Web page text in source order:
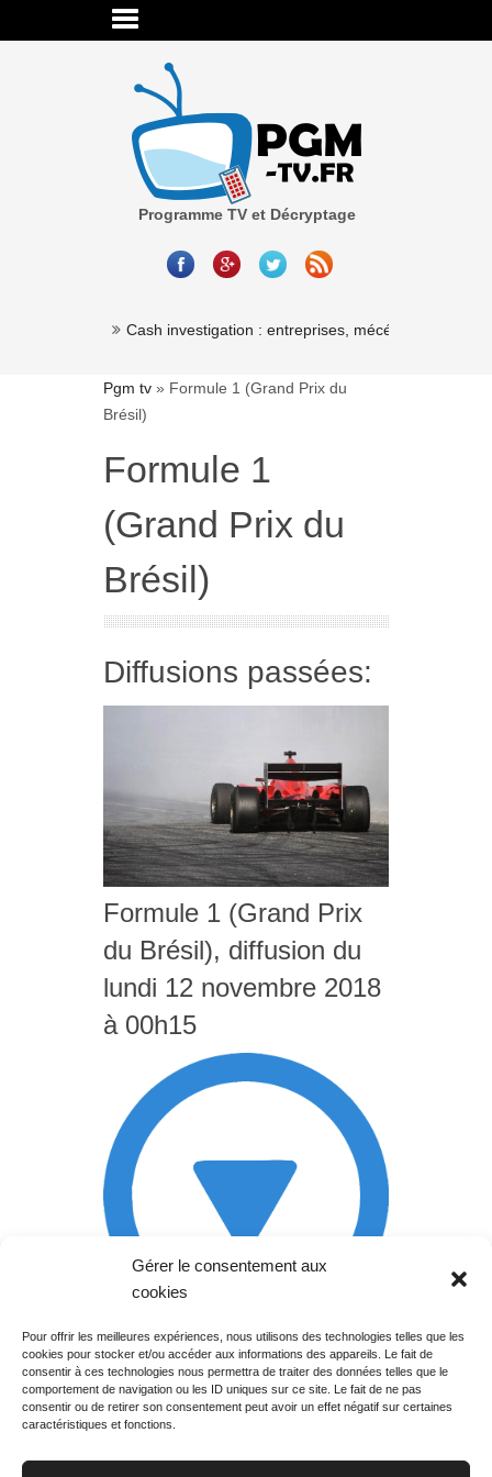
Gérer le consentement aux
cookies
Pour offrir les meilleures expériences, nous utilisons des technologies telles que les
cookies pour stocker et/ou accéder aux informations des appareils. Le fait de
consentir à ces technologies nous permettra de traiter des données telles que le
comportement de navigation ou les ID uniques sur ce site. Le fait de ne pas
consentir ou de retirer son consentement peut avoir un effet négatif sur certaines
caractéristiques et fonctions.
Programme TV et Décryptage
Cash investigation : entreprises, mécénat,
Pgm tv » Formule 1 (Grand Prix du
Brésil)
Formule 1
(Grand Prix du
Brésil)
Diffusions passées:
Formule 1 (Grand Prix
du Brésil), diffusion du
lundi 12 novembre 2018
à 00h15
Rechercher votre
programme